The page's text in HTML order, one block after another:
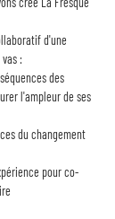
d'une
:
des
l'ampleur de ses
du changement
pour co-